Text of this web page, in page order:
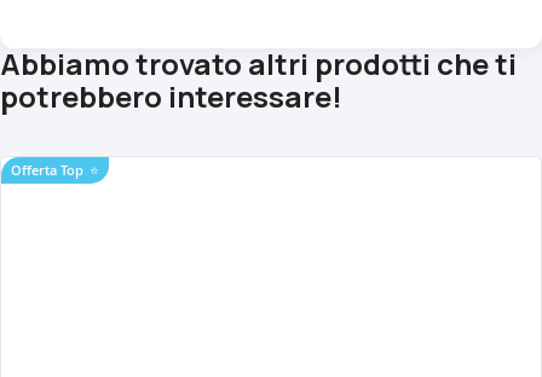
Abbiamo trovato altri prodotti che ti
potrebbero interessare!
Offerta Top ⭐